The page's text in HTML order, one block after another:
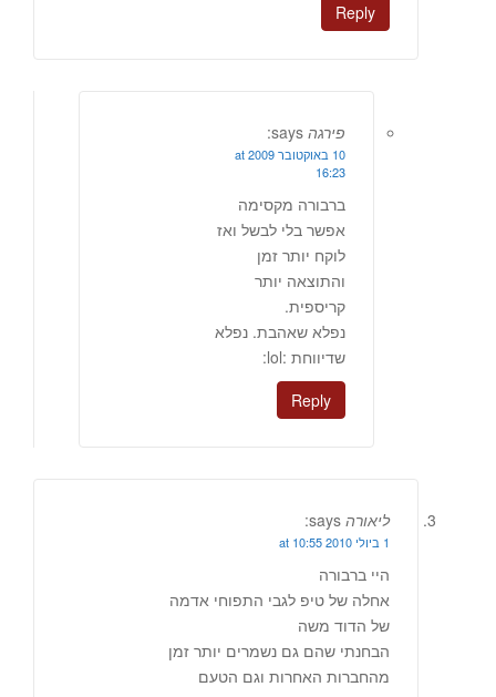
Reply
פירגה says:
10 באוקטובר 2009 at
16:23
ברבורה מקסימה
אפשר בלי לבשל ואז
לוקח יותר זמן
והתוצאה יותר
קריספית.
נפלא שאהבת. נפלא
שדיווחת :lol:
Reply
ליאורה says:
1 ביולי 2010 at 10:55
היי ברבורה
אחלה של טיפ לגבי התפוחי אדמה
של הדוד משה
הבחנתי שהם גם נשמרים יותר זמן
מהחברות האחרות וגם הטעם